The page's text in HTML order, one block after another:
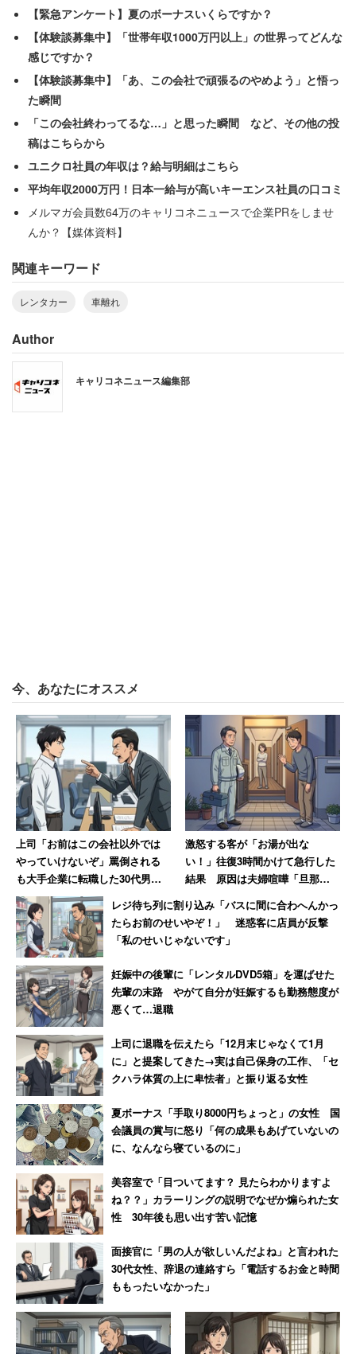
車を買いたくない理由
車を買いたくない理由で1番多かったのは、「買わなくて
も生活できる」（33％）だった。以後、「駐車場代など今
まで以上にお金がかかる」（27％）、「自分のお金は車以
外に使いたい」（25％）と続く。必要がないのに、高額で
この調査結果が報じられると、瞬く間にネットで話題にな
った。「電車+バス+徒歩で行ける範囲でも遊べる場所など
無数にある」「レンタカーで充分」などと、不必要だから
買わないという意見が相次いだ。
一方、「本当はめっちゃほしいけど貧困」「買えない」
と、お金がないから買えないという声も多かった。
カーシェアの認知度は約3割 レンタカーの認
知度と大きな差
4500世帯全体の乗用車保有率は76.8％だった。首都圏で
は64.6％、地方圏では83.7％と地方の保有率が高い。
現在、車を持っていない世帯にその理由を聞くと、「ガソ
リン代や駐車場代が負担」が29％で最も高い。「車検費用
が負担」（25％）、「自動車税が負担」（18％）、「使
う用途がなくなる・ない」（18％）を挙げる人も多かっ
た。
最近は、レンタカーやカーシェアの存在感が増しつつあ
る。認知度はそれぞれ、レンタカーで84％、カーシェアで
36％だった。
【緊急アンケート】夏のボーナスいくらですか？
【体験談募集中】「世帯年収1000万円以上」の世界ってどんな
感じですか？
【体験談募集中】「あ、この会社で頑張るのやめよう」と悟っ
た瞬間
「この会社終わってるな…」と思った瞬間 など、その他の投
稿はこちらから
ユニクロ社員の年収は？給与明細はこちら
平均年収2000万円！日本一給与が高いキーエンス社員の口コミ
メルマガ会員数64万のキャリコネニュースで企業PRをしませ
んか？【媒体資料】
関連キーワード
レンタカー 車離れ
Author
キャリコネニュース編集部
今、あなたにオススメ
上司「お前はこの会社以外では
やっていけないぞ」罵倒される
も大手企業に転職した30代男
性 一方上司は転職先を「1年足
らず」で退職
激怒する客が「お湯が出な
い！」往復3時間かけて急行した
結果 原因は夫婦喧嘩「旦那が
入浴中に奥さんがスイッチを切
っただけ」
レジ待ち列に割り込み「バスに間に合わへんかっ
たらお前のせいやぞ！」 迷惑客に店員が反撃
「私のせいじゃないです」
妊娠中の後輩に「レンタルDVD5箱」を運ばせた
先輩の末路 やがて自分が妊娠するも勤務態度が
悪くて…退職
上司に退職を伝えたら「12月末じゃなくて1月
に」と提案してきた→実は自己保身の工作、「セ
クハラ体質の上に卑怯者」と振り返る女性
夏ボーナス「手取り8000円ちょっと」の女性 国
会議員の賞与に怒り「何の成果もあげていないの
に、なんなら寝ているのに」
美容室で「目ついてます？ 見たらわかりますよ
ね？？」カラーリングの説明でなぜか煽られた女
性 30年後も思い出す苦い記憶
面接官に「男の人が欲しいんだよね」と言われた
30代女性、辞退の連絡すら「電話するお金と時間
ももったいなかった」